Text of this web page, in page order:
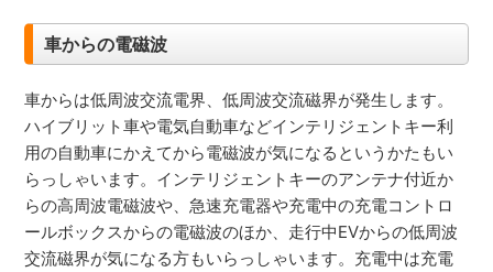
車からの電磁波
車からは低周波交流電界、低周波交流磁界が発生します。
ハイブリット車や電気自動車などインテリジェントキー利
用の自動車にかえてから電磁波が気になるというかたもい
らっしゃいます。インテリジェントキーのアンテナ付近か
らの高周波電磁波や、急速充電器や充電中の充電コントロ
ールボックスからの電磁波のほか、走行中EVからの低周波
交流磁界が気になる方もいらっしゃいます。充電中は充電